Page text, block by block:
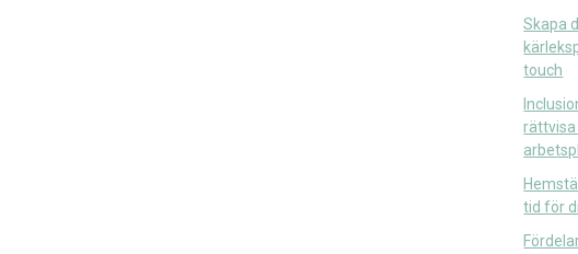
Skapa
touch
rättvisa
tid för